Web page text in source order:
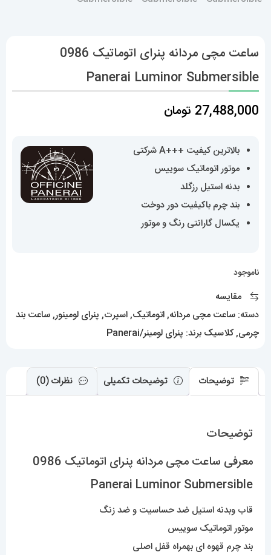
ساعت مچی مردانه پنرای اتوماتیک 0986
Panerai Luminor Submersible
27,488,000 تومان
بالاترین کیفیت +++A شرکتی
موتور اتوماتیک سوییس
بدنه استیل رزگلد
بند چرم باکیفیت دور دوخت
یکسال گارانتی رنگ و موتور
ناموجود
مقایسه
دسته: ساعت مچی مردانه,اتوماتیک,اسپرت, پنرای لومینور,ساعت بند
چرمی,کلاسیک برند: پنرای لومینر/Panerai
توضیحات توضیحات تکمیلی نظرات (0)
توضیحات
معرفی ساعت مچی مردانه پنرای اتوماتیک 0986
Panerai Luminor Submersible
قاب وبدنه استیل ضد حساسیت و ضد زنگ
موتور اتوماتیک سوییس
بند چرم قهوه ای بهمراه قفل اصلی